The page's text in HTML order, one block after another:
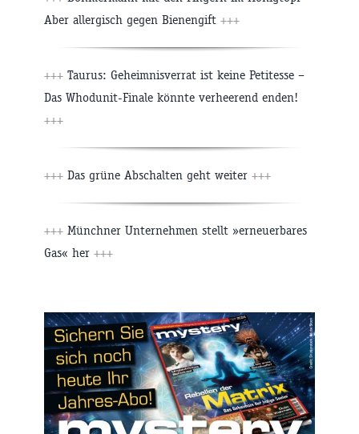
Aber allergisch gegen Bienengift +++
+++ Taurus: Geheimnisverrat ist keine Petitesse –
Das Whodunit-Finale könnte verheerend enden!
+++
+++ Das grüne Abschalten geht weiter +++
+++ Münchner Unternehmen stellt »erneuerbares
Gas« her +++